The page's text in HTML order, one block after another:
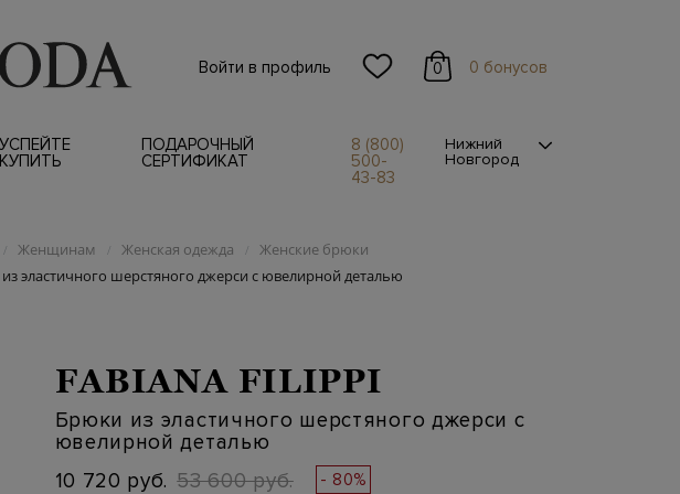
Войти в профиль 0 0 бонусов
УСПЕЙТЕ
КУПИТЬ
ПОДАРОЧНЫЙ
СЕРТИФИКАТ
8 (800)
500-
43-83
Нижний
Новгород
/ Женщинам / Женская одежда / Женские брюки
эластичного шерстяного джерси с ювелирной деталью
FABIANA FILIPPI
Брюки из эластичного шерстяного джерси с
ювелирной деталью
10 720 руб. 53 600 руб. - 80%